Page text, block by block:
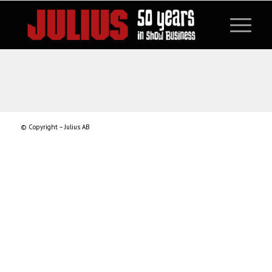
© Copyright – Julius AB